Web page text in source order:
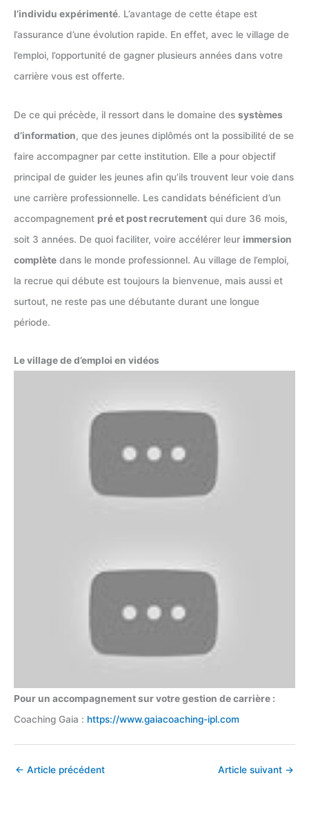
l’individu expérimenté. L’avantage de cette étape est
l’assurance d’une évolution rapide. En effet, avec le village de
l’emploi, l’opportunité de gagner plusieurs années dans votre
carrière vous est offerte.
De ce qui précède, il ressort dans le domaine des systèmes
d’information, que des jeunes diplômés ont la possibilité de se
faire accompagner par cette institution. Elle a pour objectif
principal de guider les jeunes afin qu’ils trouvent leur voie dans
une carrière professionnelle. Les candidats bénéficient d’un
accompagnement pré et post recrutement qui dure 36 mois,
soit 3 années. De quoi faciliter, voire accélérer leur immersion
complète dans le monde professionnel. Au village de l’emploi,
la recrue qui débute est toujours la bienvenue, mais aussi et
surtout, ne reste pas une débutante durant une longue
période.
Le village de d’emploi en vidéos
Pour un accompagnement sur votre gestion de carrière :
Coaching Gaia : https://www.gaiacoaching-ipl.com
← Article précédent Article suivant →